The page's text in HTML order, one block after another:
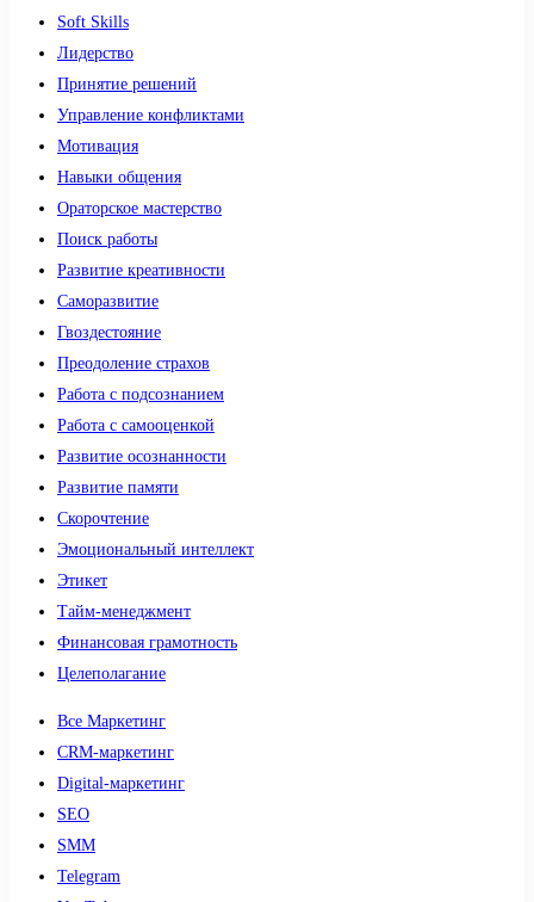
Soft Skills
Лидерство
Принятие решений
Управление конфликтами
Мотивация
Навыки общения
Ораторское мастерство
Поиск работы
Развитие креативности
Саморазвитие
Гвоздестояние
Преодоление страхов
Работа с подсознанием
Работа с самооценкой
Развитие осознанности
Развитие памяти
Скорочтение
Эмоциональный интеллект
Этикет
Тайм-менеджмент
Финансовая грамотность
Целеполагание
Все Маркетинг
CRM-маркетинг
Digital-маркетинг
SEO
SMM
Telegram